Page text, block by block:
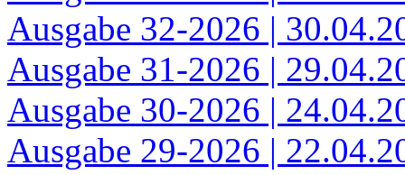
Ausgabe 32-2026 |
Ausgabe 31-2026 |
Ausgabe 30-2026 |
Ausgabe 29-2026 |